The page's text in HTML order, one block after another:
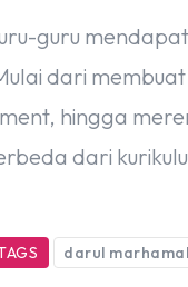
guru
dari
hingga
dari
darul